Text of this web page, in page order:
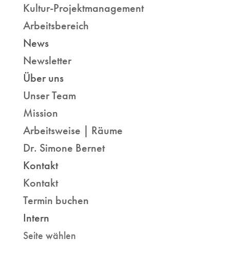
Kultur-Projektmanagement
Arbeitsbereich
News
Newsletter
Über uns
Unser Team
Mission
Arbeitsweise | Räume
Dr. Simone Bernet
Kontakt
Kontakt
Termin buchen
Intern
Seite wählen